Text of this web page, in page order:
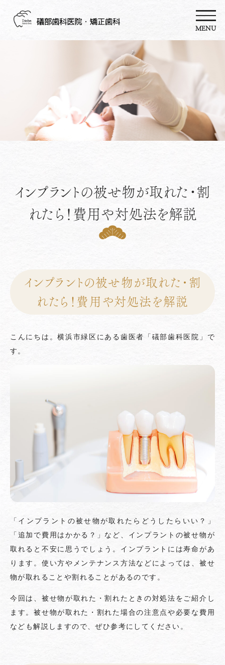
MENU
インプラントの被せ物が取れた・割
れたら！費用や対処法を解説
インプラントの被せ物が取れた・割
れたら！費用や対処法を解説
こんにちは。横浜市緑区にある歯医者「礒部歯科医院」で
す。
「インプラントの被せ物が取れたらどうしたらいい？」
「追加で費用はかかる？」など、インプラントの被せ物が
取れると不安に思うでしょう。インプラントには寿命があ
ります。使い方やメンテナンス方法などによっては、被せ
物が取れることや割れることがあるのです。
今回は、被せ物が取れた・割れたときの対処法をご紹介し
ます。被せ物が取れた・割れた場合の注意点や必要な費用
なども解説しますので、ぜひ参考にしてください。